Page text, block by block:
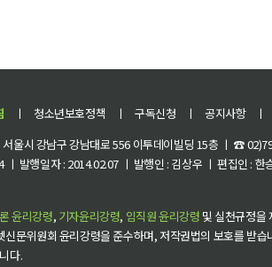
ㅣ 청소년보호정책 ㅣ 구독신청 ㅣ 공지사항 ㅣ
울시 강남구 강남대로 556 이투데이빌딩 15층 ㅣ ☎
발행일자 : 2014.02.07 ㅣ 발행인 : 김상우 ㅣ 편집인 :
윤리강령, 기자윤리강령, 임직원 윤리강령 및 실천규정을
문위원회 윤리강령을 준수하며, 저작권법의 보호를 받습
다.